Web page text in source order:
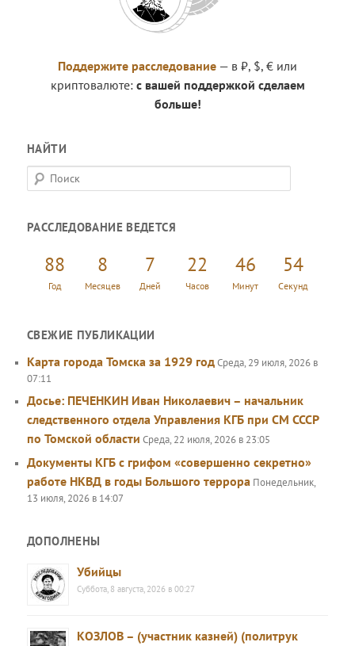
Поддержите расследование — в ₽, $, € или
криптовалюте: с вашей поддержкой сделаем
больше!
НАЙТИ
П
о
с
РАССЛЕДОВАНИЕ ВЕДЕТСЯ
88
Год
8
Месяцев
7
Дней
22
Часов
46
Минут
55
Секунд
СВЕЖИЕ ПУБЛИКАЦИИ
Карта города Томска за 1929 годСреда, 29 июля, 2026 в
07:11
Досье: ПЕЧЕНКИН Иван Николаевич – начальник
следственного отдела Управления КГБ при СМ СССР
по Томской области Среда, 22 июля, 2026 в 23:05
Документы КГБ с грифом «совершенно секретно»
работе НКВД в годы Большого террора Понедельник,
13 июля, 2026 в 14:07
ДОПОЛНЕНЫ
Убийцы
Суббота, 8 августа, 2026 в 00:27
КОЗЛОВ – (участник казней) (политрук